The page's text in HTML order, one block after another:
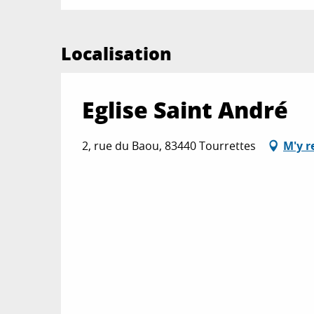
Localisation
Eglise Saint André
2, rue du Baou, 83440 Tourrettes M'y